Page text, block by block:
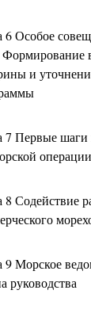
6 Особое
Формирование
и
7 Первые шаги
операции
8 Содействие
9 Морское
руководства